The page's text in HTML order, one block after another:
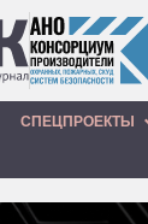
СПЕЦПРОЕКТЫ